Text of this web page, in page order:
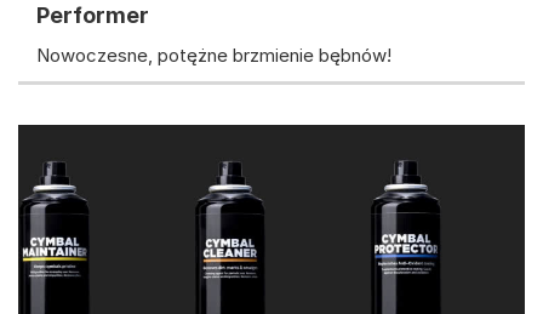
Performer
Nowoczesne, potężne brzmienie bębnów!